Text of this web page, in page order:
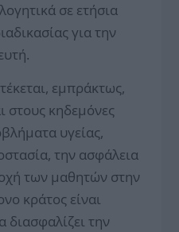
σε ετήσια
για την
εμπράκτως,
στους κηδεμόνες
υγείας,
την ασφάλεια
των μαθητών στην
κράτος είναι
διασφαλίζει την